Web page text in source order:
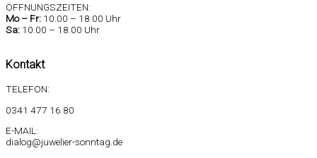
ÖFFNUNGSZEITEN:
Mo – Fr: 10.00 – 18.00 Uhr
Sa: 10.00 – 18.00 Uhr
Kontakt
TELEFON:
0341 477 16 80
E-MAIL:
dialog@juwelier-sonntag.de